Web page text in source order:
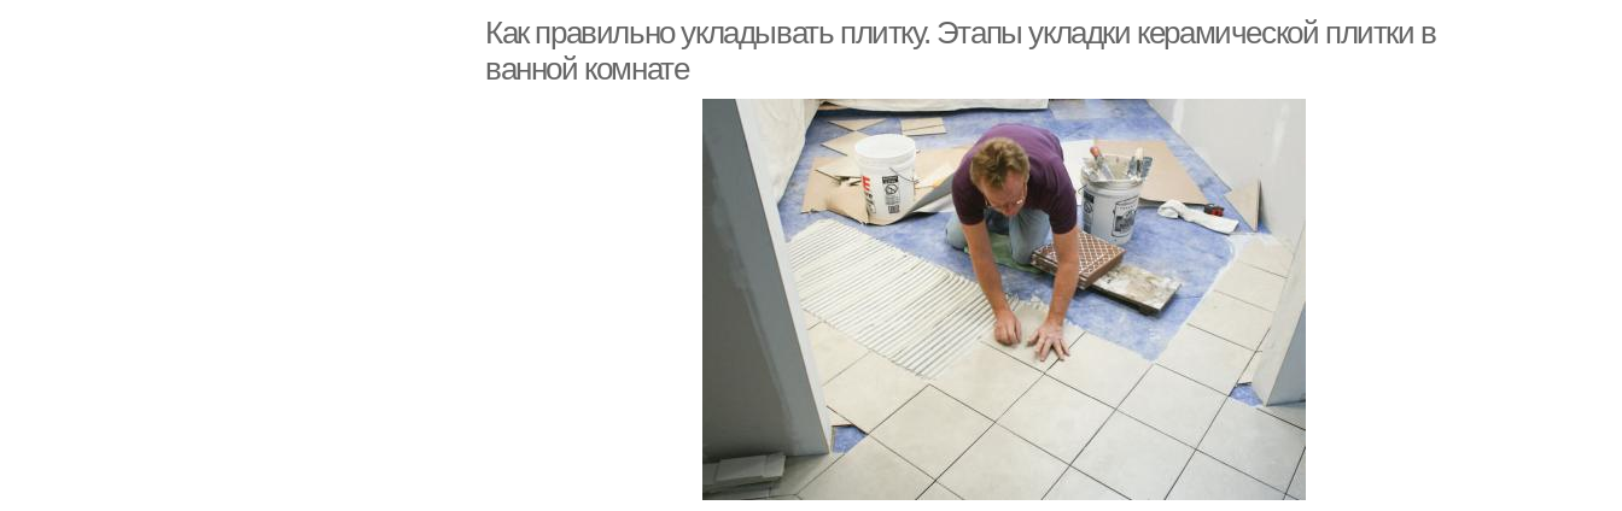
Как правильно укладывать плитку. Этапы укладки керамической плитки в
ванной комнате